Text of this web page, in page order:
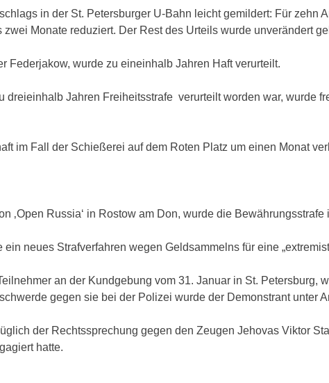
in der St. Petersburger U-Bahn leicht gemildert: Für zehn
Monate reduziert. Der Rest des Urteils wurde unverändert
Federjakow, wurde zu eineinhalb Jahren Haft verurteilt.
dreieinhalb Jahren Freiheitsstrafe verurteilt worden war, wurde
im Fall der Schießerei auf dem Roten Platz um einen Monat
‚Open Russia‘ in Rostow am Don, wurde die
neues Strafverfahren wegen Geldsammelns für eine
an der Kundgebung vom 31. Januar in St. Petersburg,
gegen sie bei der Polizei wurde der Demonstrant unter
der Rechtssprechung gegen den Zeugen Jehovas Viktor
hatte.